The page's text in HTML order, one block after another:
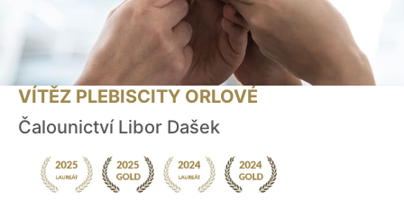
VÍTĚZ PLEBISCITY ORLOVÉ
Čalounictví Libor Dašek